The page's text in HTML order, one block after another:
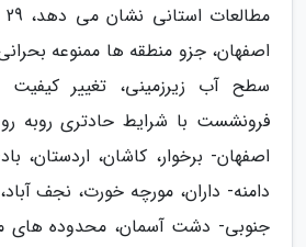
اصفهان، جزو منطقه ها ممنوعه
سطح آب زیرزمینی، تغییر
فرونشست با شرایط حادتری
اصفهان- برخوار، کاشان، اردستان،
دامنه- داران، مورچه خورت، نجف
جنوبی- دشت آسمان، محدوده های